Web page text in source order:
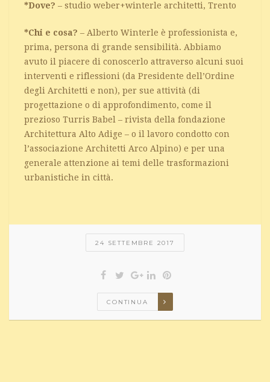
*Dove? – studio weber+winterle architetti, Trento
*Chi e cosa? – Alberto Winterle è professionista e,
prima, persona di grande sensibilità. Abbiamo
avuto il piacere di conoscerlo attraverso alcuni suoi
interventi e riflessioni (da Presidente dell’Ordine
degli Architetti e non), per sue attività (di
progettazione o di approfondimento, come il
prezioso Turris Babel – rivista della fondazione
Architettura Alto Adige – o il lavoro condotto con
l’associazione Architetti Arco Alpino) e per una
generale attenzione ai temi delle trasformazioni
urbanistiche in città.
24 SETTEMBRE 2017
CONTINUA